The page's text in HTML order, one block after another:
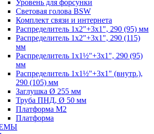
Уровень для форсунки
Световая голова BSW
Комплект связи и интернета
Распределитель 1х2"+3х1", 290 (95) мм
Распределитель 1х2"+3х1", 290 (115)
мм
Распределитель 1х1½"+3х1", 290 (95)
мм
Распределитель 1х1½"+3х1" (внутр.),
290 (105) мм
Заглушка Ø 255 мм
Труба ПНД, Ø 50 мм
Платформа М2
Платформа